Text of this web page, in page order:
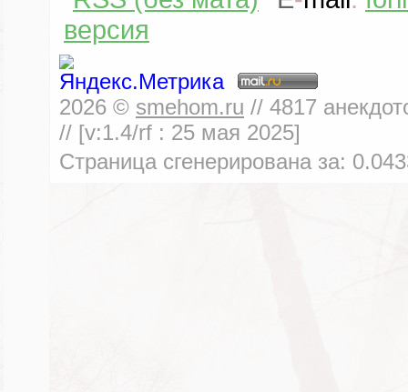
версия
2026 © smehom.ru // 4817
// [v:1.4/rf : 25 мая 2025]
Страница сгенерирована за: